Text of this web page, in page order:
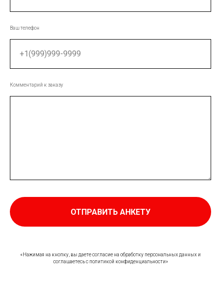
Ваш телефон
+1(999)999-9999
Комментарий к заказу
ОТПРАВИТЬ АНКЕТУ
«Нажимая на кнопку, вы даете согласие на обработку персональных данных и
соглашаетесь c политикой конфиденциальности»